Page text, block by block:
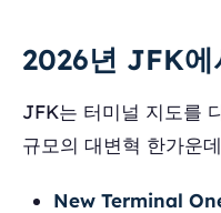
2026년 JFK에
JFK는 터미널 지도를
규모의 대변혁 한가운
New Terminal